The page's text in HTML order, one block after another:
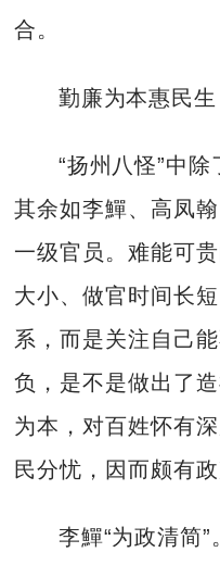
合。
勤廉为本惠民生
“扬州八怪”中
其余如李鱓、高凤
一级官员。难能可
大小、做官时间长
系，而是关注自己
负，是不是做出了
为本，对百姓怀有
民分忧，因而颇有政
李鱓“为政清简